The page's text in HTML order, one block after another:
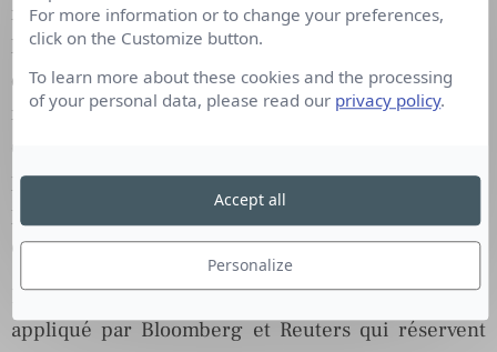
minima 5 conditions sur les 7 définies par
l’éditeur, dont une fortune de 5 M$, une maison
d’1,5 M$, des actifs liquides d’1 M$, un revenu
moyen de 250.000 $, 100.000 $ d’achats annuels
plus de 10.000 $ de dons à des organisations
philanthropiques. Il est évident que, face à de tels
critères, celui du volume de diffusion pèse peu …
Le même principe de diffusion très qualifiée est
appliqué par Bloomberg et Reuters qui réservent
For more information or to change your preferences,
click on the Customize button.
To learn more about these cookies and the processing
of your personal data, please read our privacy policy.
Personalize
Accept all